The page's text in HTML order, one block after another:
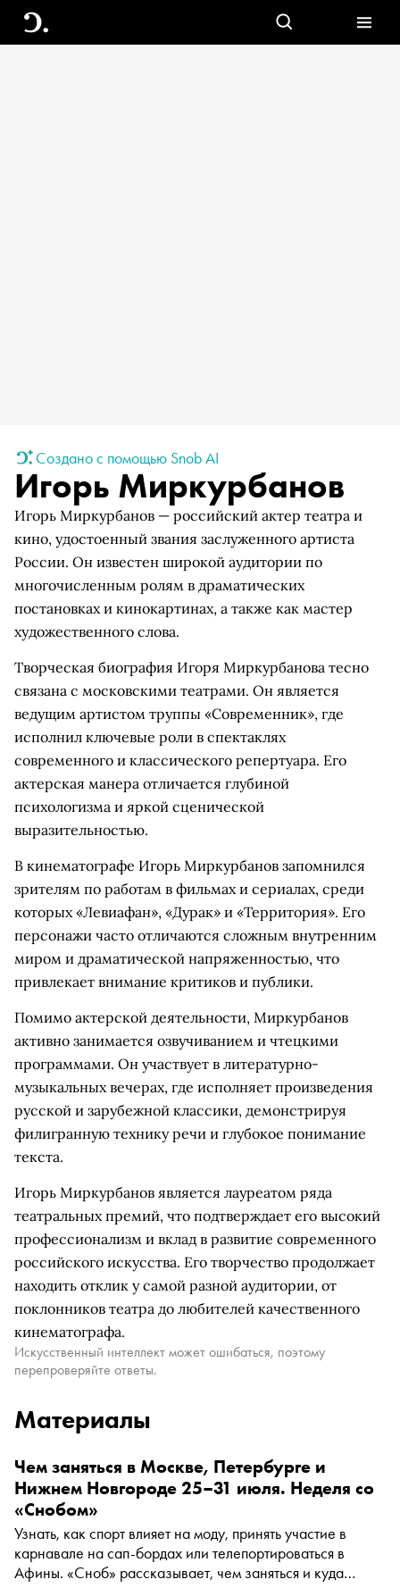
Создано с помощью Snob AI
Игорь Миркурбанов
Игорь Миркурбанов — российский актер театра и
кино, удостоенный звания заслуженного артиста
России. Он известен широкой аудитории по
многочисленным ролям в драматических
постановках и кинокартинах, а также как мастер
художественного слова.
Творческая биография Игоря Миркурбанова тесно
связана с московскими театрами. Он является
ведущим артистом труппы «Современник», где
исполнил ключевые роли в спектаклях
современного и классического репертуара. Его
актерская манера отличается глубиной
психологизма и яркой сценической
выразительностью.
В кинематографе Игорь Миркурбанов запомнился
зрителям по работам в фильмах и сериалах, среди
которых «Левиафан», «Дурак» и «Территория». Его
персонажи часто отличаются сложным внутренним
миром и драматической напряженностью, что
привлекает внимание критиков и публики.
Помимо актерской деятельности, Миркурбанов
активно занимается озвучиванием и чтецкими
программами. Он участвует в литературно-
музыкальных вечерах, где исполняет произведения
русской и зарубежной классики, демонстрируя
филигранную технику речи и глубокое понимание
текста.
Игорь Миркурбанов является лауреатом ряда
театральных премий, что подтверждает его высокий
профессионализм и вклад в развитие современного
российского искусства. Его творчество продолжает
находить отклик у самой разной аудитории, от
поклонников театра до любителей качественного
кинематографа.
Искусственный интеллект может ошибаться, поэтому
перепроверяйте ответы.
Материалы
Чем заняться в Москве, Петербурге и
Нижнем Новгороде 25–31 июля. Неделя со
«Снобом»
Узнать, как спорт влияет на моду, принять участие в
карнавале на сап-бордах или телепортироваться в
Афины. «Сноб» рассказывает, чем заняться и куда